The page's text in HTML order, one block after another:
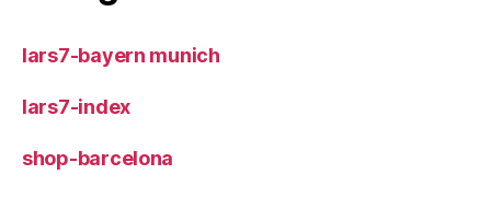
lars7-bayern munich
lars7-index
shop-barcelona